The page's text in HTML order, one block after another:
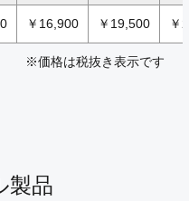
￥16,900 ￥19,500 ￥
※価格は税抜き表示です
製品